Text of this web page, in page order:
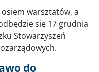
warsztatów, a
się 17 grudnia
Stowarzyszeń
do